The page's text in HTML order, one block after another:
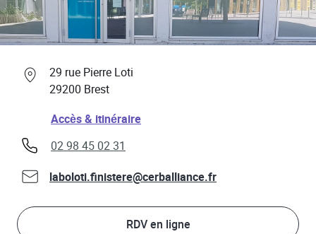
Professionnels de santé
29 rue Pierre Loti
29200 Brest
Link Opens in New Tab
Accès & itinéraireLink Opens in New Tab
phone
02 98 45 02 31
laboloti.finistere@cerballiance.fr
RDV en ligne